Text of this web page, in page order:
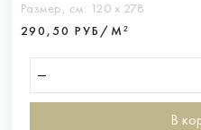
Размер, см: 120 х 278
290,50 РУБ/М²
В